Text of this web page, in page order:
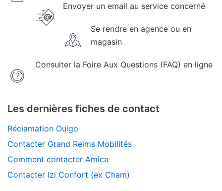
Envoyer un email au service concerné
Se rendre en agence ou en
magasin
Consulter la Foire Aux Questions (FAQ) en ligne
Les dernières fiches de contact
Réclamation Ouigo
Contacter Grand Reims Mobilités
Comment contacter Amica
Contacter Izi Confort (ex Cham)